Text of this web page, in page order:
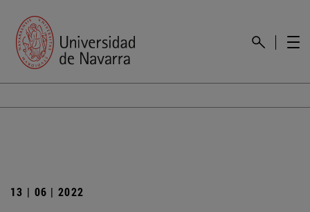
13 | 06 | 2022